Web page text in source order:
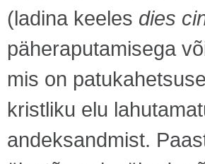
(ladina keeles dies
päheraputamisega
mis on
kristliku elu
andeksandmist.